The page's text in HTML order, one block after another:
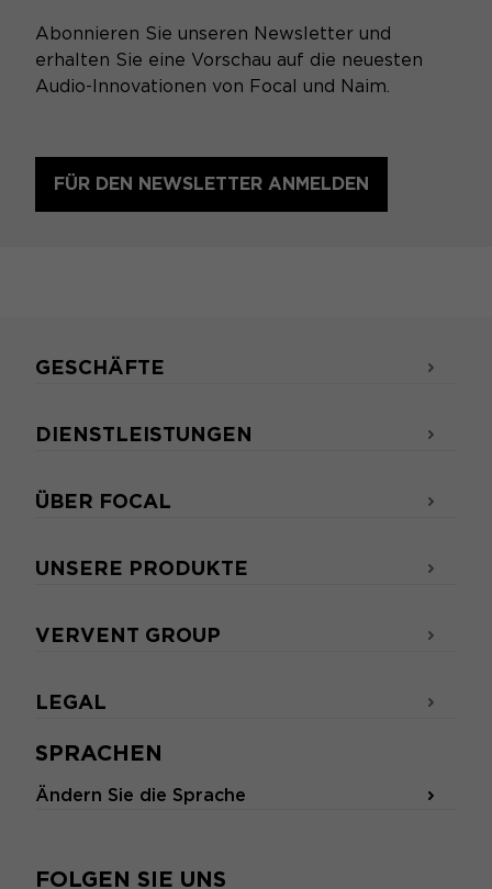
Abonnieren Sie unseren Newsletter und
erhalten Sie eine Vorschau auf die neuesten
Audio-Innovationen von Focal und Naim.
FÜR DEN NEWSLETTER ANMELDEN
SPRACHEN
Ändern Sie die Sprache
FOLGEN SIE UNS
GESCHÄFTE
DIENSTLEISTUNGEN
ÜBER FOCAL
UNSERE PRODUKTE
VERVENT GROUP
LEGAL